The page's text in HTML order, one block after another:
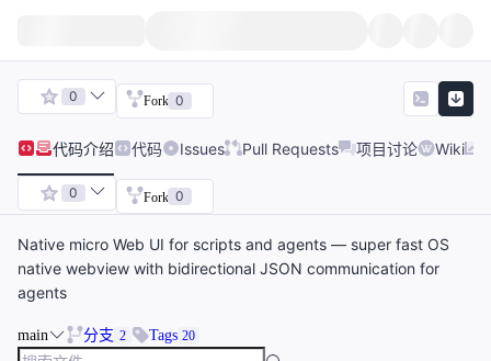
0 Fork 0
代码介绍 代码 Issues Pull Requests 项目讨论 Wiki
0 Fork 0
Native micro Web UI for scripts and agents — super fast OS
native webview with bidirectional JSON communication for
agents
main 分支 2 Tags 20